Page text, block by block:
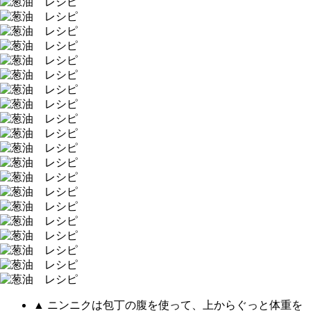
▲ ニンニクは包丁の腹を使って、上からぐっと体重を